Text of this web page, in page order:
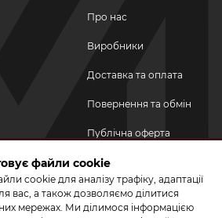
Про нас
Виробники
Доставка та оплата
Повернення та обмін
Публічна оферта
Політика
конфіденційності
файли cookie
cookie для аналізу трафіку, адаптації
вас, а також дозволяємо ділитися
мережах. Ми ділимося інформацією